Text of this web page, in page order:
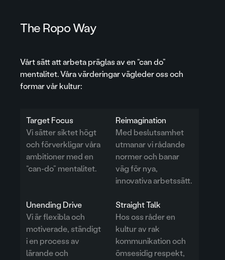
The Ropo Way
Vårt sätt att arbeta präglas av en “can do”
mentalitet. Våra värderingar vägleder oss och
formar vår kultur:
Target Focus
Vi sätter siktet högt
och förverkligar våra
ambitioner med en
“can-do” mentalitet.
Reimagination
Med beslutsamhet
utmanar vi rådande
normer och banar
väg för nya,
innovativa arbetssätt.
Unending Drive
Vi är flexibla och
motiverade, ständigt
i en process av
lärande och
Straight Talk
Hos oss råder en
kultur av rak
kommunikation och
ömsesidig respekt,